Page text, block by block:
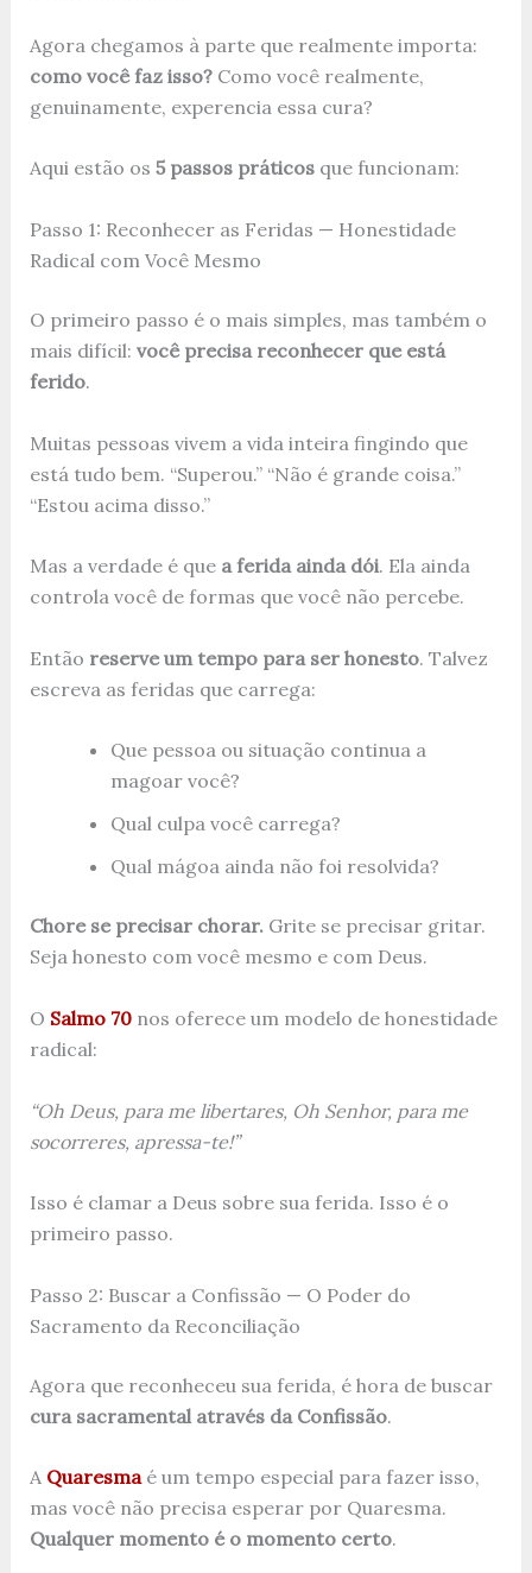
Agora chegamos à parte que realmente importa:
como você faz isso?Como você realmente,
genuinamente, experencia essa cura?
Aqui estão os 5 passos práticosque funcionam:
Passo 1: Reconhecer as Feridas — Honestidade
Radical com Você Mesmo
O primeiro passo é o mais simples, mas também o
mais difícil: você precisa reconhecer que está
ferido.
Muitas pessoas vivem a vida inteira fingindo que
está tudo bem. “Superou.” “Não é grande coisa.”
“Estou acima disso.”
Mas a verdade é que a ferida ainda dói. Ela ainda
controla você de formas que você não percebe.
Então reserve um tempo para ser honesto. Talvez
escreva as feridas que carrega:
Que pessoa ou situação continua a
magoar você?
Qual culpa você carrega?
Qual mágoa ainda não foi resolvida?
Chore se precisar chorar.Grite se precisar gritar.
Seja honesto com você mesmo e com Deus.
O Salmo 70nos oferece um modelo de honestidade
radical:
“Oh Deus, para me libertares, Oh Senhor, para me
socorreres, apressa-te!”
Isso é clamar a Deus sobre sua ferida. Isso é o
primeiro passo.
Passo 2: Buscar a Confissão — O Poder do
Sacramento da Reconciliação
Agora que reconheceu sua ferida, é hora de buscar
cura sacramental através da Confissão.
A Quaresmaé um tempo especial para fazer isso,
mas você não precisa esperar por Quaresma.
Qualquer momento é o momento certo.